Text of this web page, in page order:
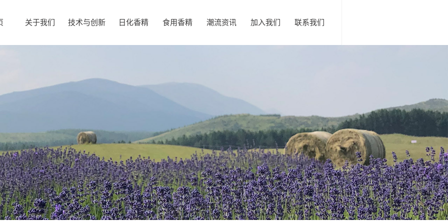
关于我们 技术与创新 日化香精 食用香精 潮流资讯
企业新闻
加入我们 联系我们